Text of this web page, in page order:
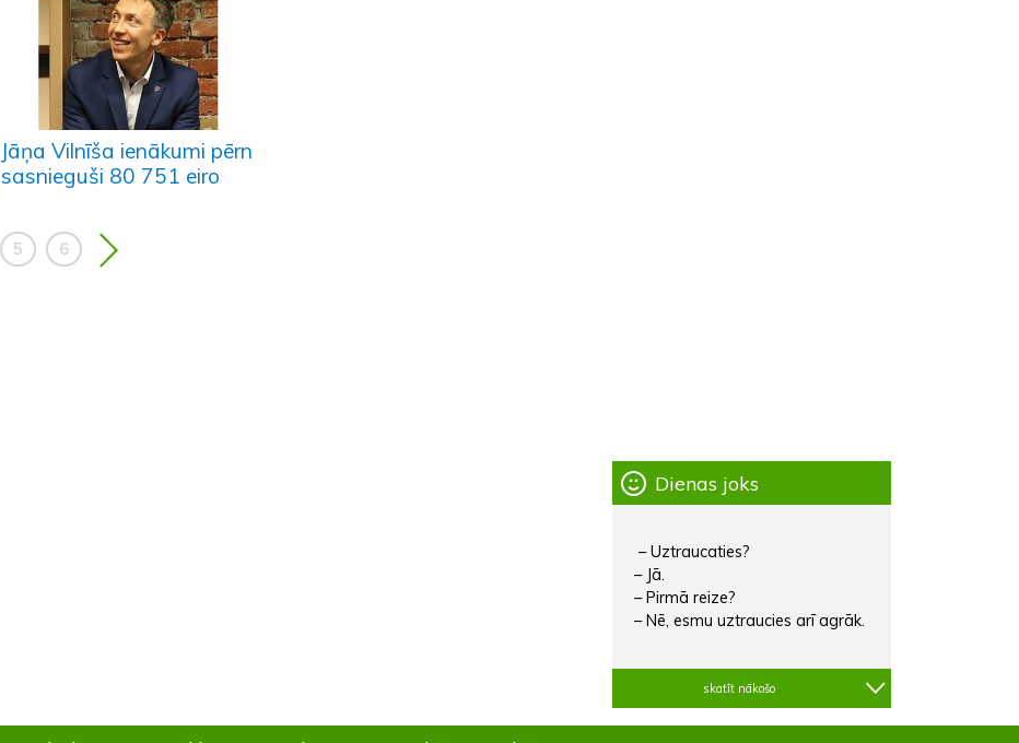
Jāņa Vilnīša ienākumi pērn
sasnieguši 80 751 eiro
5 6
Dienas joks
– Uztraucaties?
– Jā.
– Pirmā reize?
– Nē, esmu uztraucies arī agrāk.
skatīt nākošo